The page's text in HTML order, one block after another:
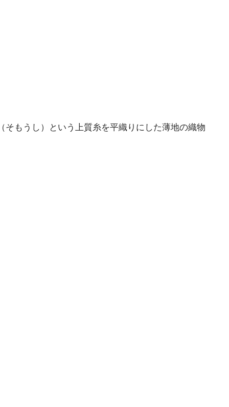
もうし）という上質糸を平織りにした薄地の織物